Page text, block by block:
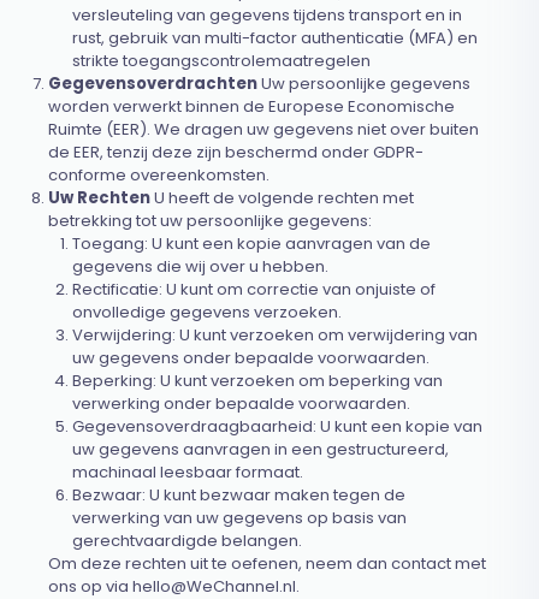
versleuteling van gegevens tijdens transport en in
rust, gebruik van multi-factor authenticatie (MFA) en
strikte toegangscontrolemaatregelen
GegevensoverdrachtenUw persoonlijke gegevens
worden verwerkt binnen de Europese Economische
Ruimte (EER). We dragen uw gegevens niet over buiten
de EER, tenzij deze zijn beschermd onder GDPR-
conforme overeenkomsten.
Uw RechtenU heeft de volgende rechten met
betrekking tot uw persoonlijke gegevens:
Toegang: U kunt een kopie aanvragen van de
gegevens die wij over u hebben.
Rectificatie: U kunt om correctie van onjuiste of
onvolledige gegevens verzoeken.
Verwijdering: U kunt verzoeken om verwijdering van
uw gegevens onder bepaalde voorwaarden.
Beperking: U kunt verzoeken om beperking van
verwerking onder bepaalde voorwaarden.
Gegevensoverdraagbaarheid: U kunt een kopie van
uw gegevens aanvragen in een gestructureerd,
machinaal leesbaar formaat.
Bezwaar: U kunt bezwaar maken tegen de
verwerking van uw gegevens op basis van
gerechtvaardigde belangen.
Om deze rechten uit te oefenen, neem dan contact met
ons op via hello@WeChannel.nl.